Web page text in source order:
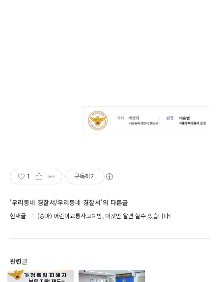
1 구독하기
'우리동네 경찰서/우리동네 경찰서'의 다른글
현재글 (송파) 어린이교통사고예방, 이것만 알면 할수 있습니다!
관련글